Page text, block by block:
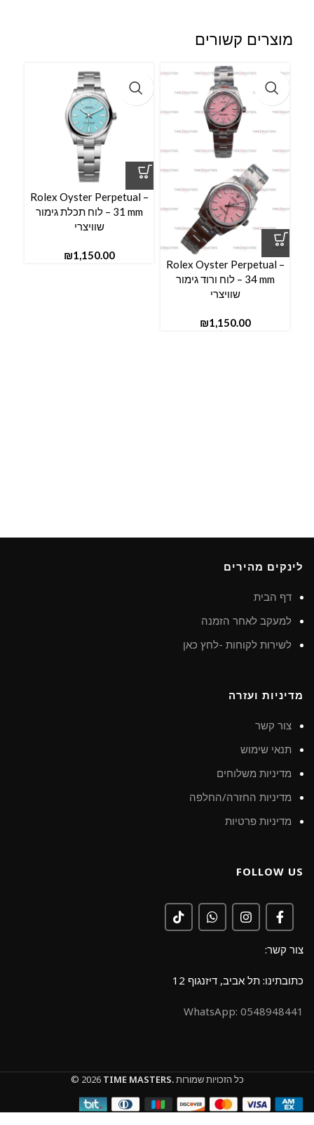
מוצרים קשורים
Rolex Oyster Perpetual –
34 mm – לוח ורוד גימור
שוויצרי
₪
Rolex Oyster Perpetual –
31 mm – לוח תכלת גימור
שוויצרי
₪
לינקים מהירים
דף הבית
למעקב לאחר הזמנה
לשירות לקוחות -לחץ כאן
מדיניות ועזרה
צור קשר
תנאי שימוש
מדיניות משלוחים
מדיניות החזרה/החלפה
מדיניות פרטיות
FOLLOW US
צור קשר:
כתובתינו: תל אביב, דיזנגוף 12
0548948441 :WhatsApp
© 2026 TIME MASTERS.כל הזכויות שמורות